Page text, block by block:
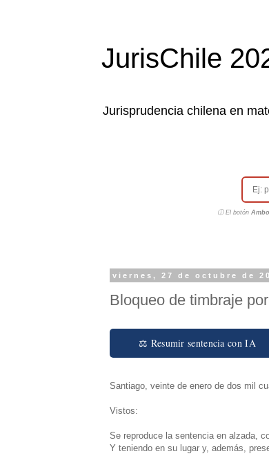
JurisChile
Jurisprudencia chilena en
ⓘ El botón
viernes, 27 de octubre de
Bloqueo de timbraje
⚖ Resumir sentencia con IA
Santiago, veinte de enero de dos mil
Vistos:
Se reproduce la sentencia en alzada,
Y teniendo en su lugar y, además,